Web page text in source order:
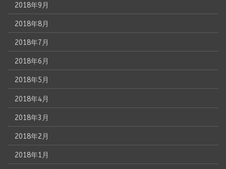
2018年9月
2018年8月
2018年7月
2018年6月
2018年5月
2018年4月
2018年3月
2018年2月
2018年1月